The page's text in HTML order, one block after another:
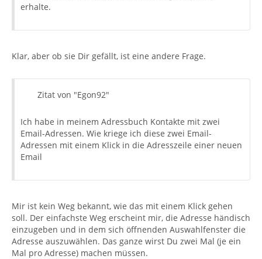
erhalte.
Klar, aber ob sie Dir gefällt, ist eine andere Frage.
Zitat von "Egon92"
Ich habe in meinem Adressbuch Kontakte mit zwei
Email-Adressen. Wie kriege ich diese zwei Email-
Adressen mit einem Klick in die Adresszeile einer neuen
Email
Mir ist kein Weg bekannt, wie das mit einem Klick gehen
soll. Der einfachste Weg erscheint mir, die Adresse händisch
einzugeben und in dem sich öffnenden Auswahlfenster die
Adresse auszuwählen. Das ganze wirst Du zwei Mal (je ein
Mal pro Adresse) machen müssen.